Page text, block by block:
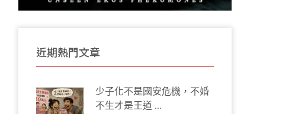
近期熱門文章
少子化不是國安危機，不婚
不生才是王道 ...